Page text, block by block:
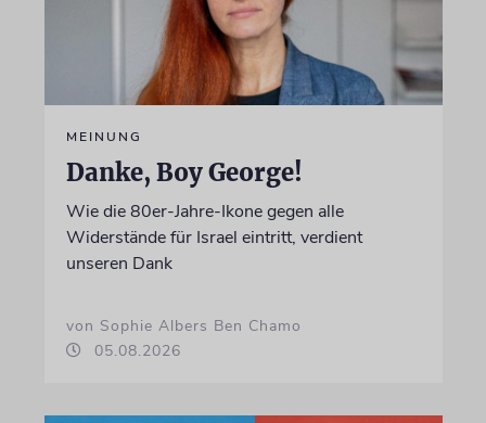
MEINUNG
Danke, Boy George!
Wie die 80er-Jahre-Ikone gegen alle
Widerstände für Israel eintritt, verdient
unseren Dank
von Sophie Albers Ben Chamo
05.08.2026